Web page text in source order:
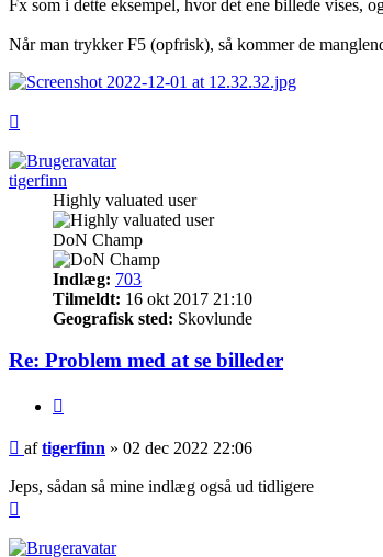
Fx som i dette eksempel, hvor det ene billede vises,
Når man trykker F5 (opfrisk), så kommer de
tigerfinn
Highly valuated user
DoN Champ
Indlæg: 703
Tilmeldt: 16 okt 2017 21:10
Geografisk sted: Skovlunde
Re: Problem med at se billeder
Indlæg
aftigerfinn » 02 dec 2022 22:06
Jeps, sådan så mine indlæg også ud tidligere